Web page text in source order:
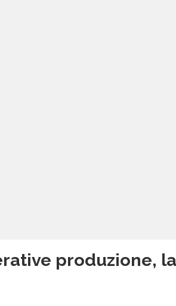
produzione,